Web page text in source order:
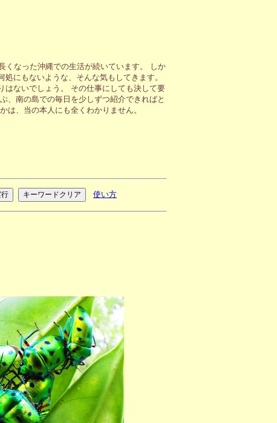
くなった沖縄での生活が続いています。 しか
にもないような、そんな気もしてきます。
はないでしょう。 その仕事にしても決して要
、南の島での毎日を少しずつ紹介できればと
、当の本人にも全くわかりません。
使い方